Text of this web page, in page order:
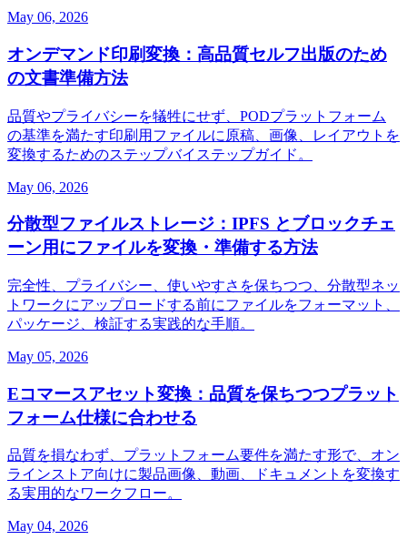
May 06, 2026
オンデマンド印刷変換：高品質セルフ出版のため
の文書準備方法
品質やプライバシーを犠牲にせず、PODプラットフォーム
の基準を満たす印刷用ファイルに原稿、画像、レイアウトを
変換するためのステップバイステップガイド。
May 06, 2026
分散型ファイルストレージ：IPFS とブロックチェ
ーン用にファイルを変換・準備する方法
完全性、プライバシー、使いやすさを保ちつつ、分散型ネッ
トワークにアップロードする前にファイルをフォーマット、
パッケージ、検証する実践的な手順。
May 05, 2026
Eコマースアセット変換：品質を保ちつつプラット
フォーム仕様に合わせる
品質を損なわず、プラットフォーム要件を満たす形で、オン
ラインストア向けに製品画像、動画、ドキュメントを変換す
る実用的なワークフロー。
May 04, 2026